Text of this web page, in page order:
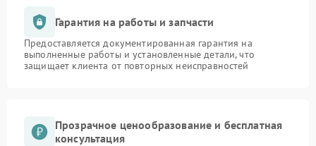
Гарантия на работы и запчасти
Предоставляется документированная гарантия на
выполненные работы и установленные детали, что
защищает клиента от повторных неисправностей
Прозрачное ценообразование и бесплатная
консультация